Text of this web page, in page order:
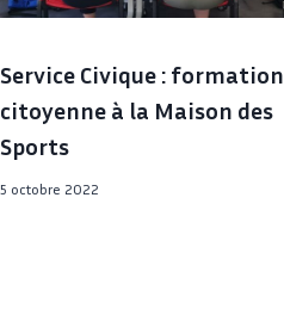
Service Civique : formation
citoyenne à la Maison des
Sports
5 octobre 2022